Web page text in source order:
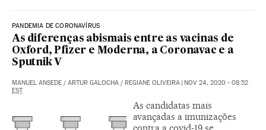
PANDEMIA DE CORONAVÍRUS
As diferenças abismais entre as vacinas de
Oxford, Pfizer e Moderna, a Coronavac e a
Sputnik V
MANUEL ANSEDE / ARTUR GALOCHA / REGIANE OLIVEIRA | NOV 24, 2020 - 08:52
EST
As candidatas mais
avançadas a imunizações